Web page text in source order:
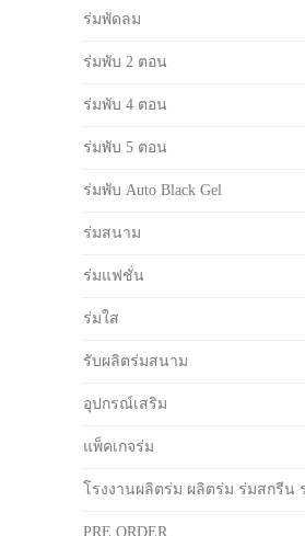
ร่มพัดลม
ร่มพับ 2 ตอน
ร่มพับ 4 ตอน
ร่มพับ 5 ตอน
ร่มพับ Auto Black Gel
ร่มสนาม
ร่มแฟชั่น
ร่มใส
รับผลิตร่มสนาม
อุปกรณ์เสริม
แพ็คเกจร่ม
โรงงานผลิตร่ม ผลิตร่ม ร่มสกรีน
PRE ORDER